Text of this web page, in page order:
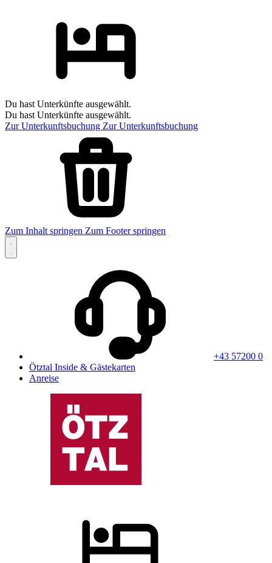
Du hast Unterkünfte ausgewählt.
Du hast Unterkünfte ausgewählt.
Zur Unterkunftsbuchung Zur Unterkunftsbuchung
Zum Inhalt springen Zum Footer springen
+43 57200 0
Ötztal Inside & Gästekarten
Anreise